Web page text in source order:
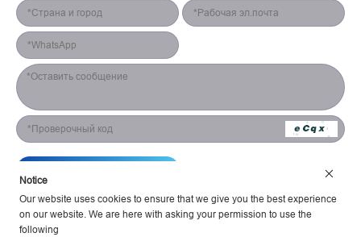
Notice
Our website uses cookies to ensure that we give you the best experience
on our website. We are here with asking your permission to use the
following